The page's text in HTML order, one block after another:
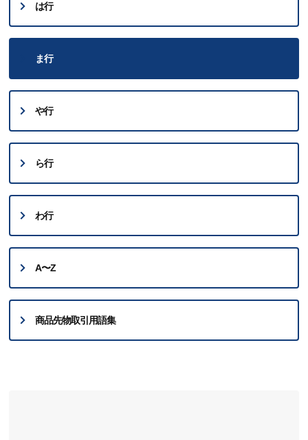
は行
ま行
や行
ら行
わ行
A〜Z
商品先物取引用語集